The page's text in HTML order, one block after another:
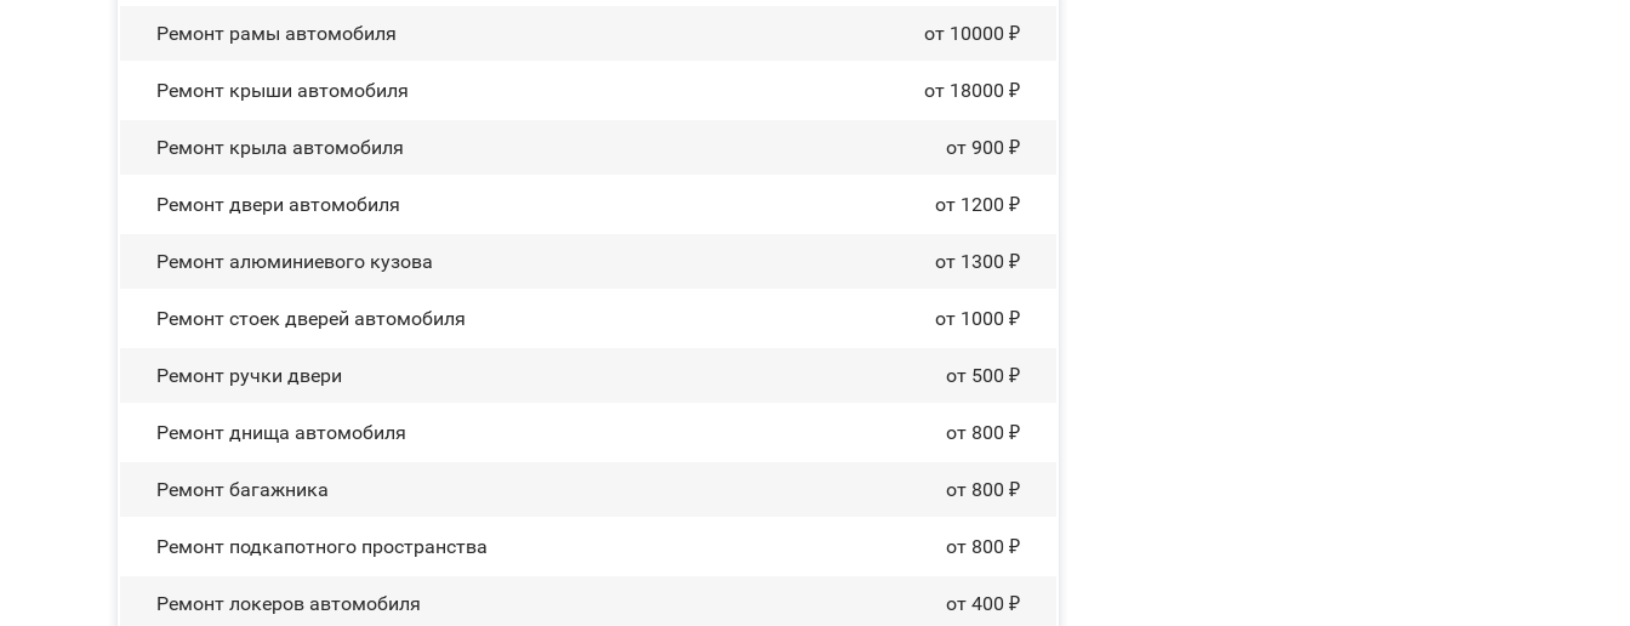
Ремонт рамы автомобиля от 10000 ₽
Ремонт крыши автомобиля от 18000 ₽
Ремонт крыла автомобиля от 900 ₽
Ремонт двери автомобиля от 1200 ₽
Ремонт алюминиевого кузова от 1300 ₽
Ремонт стоек дверей автомобиля от 1000 ₽
Ремонт ручки двери от 500 ₽
Ремонт днища автомобиля от 800 ₽
Ремонт багажника от 800 ₽
Ремонт подкапотного пространства от 800 ₽
Ремонт лoĸepoв автомобиля от 400 ₽